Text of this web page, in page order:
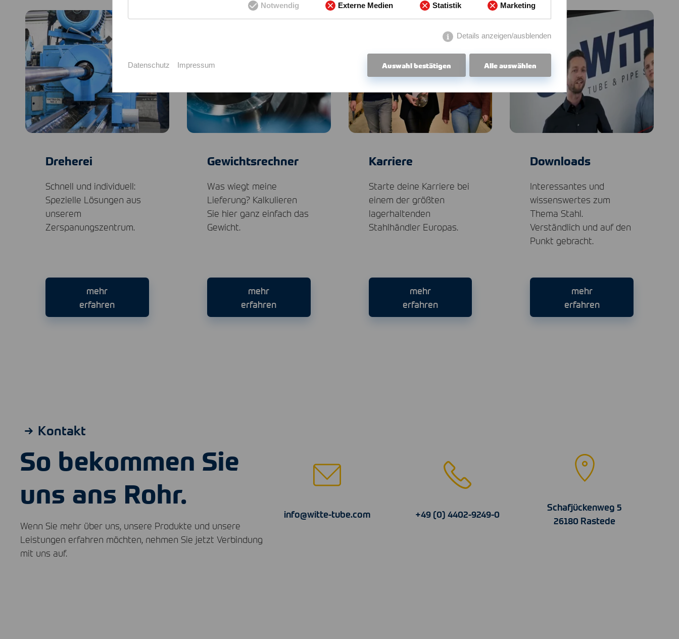
Dreherei
Schnell und individuell:
Spezielle Lösungen aus
unserem
Zerspanungszentrum.
mehr
erfahren
Gewichtsrechner
Was wiegt meine
Lieferung? Kalkulieren
Sie hier ganz einfach das
Gewicht.
mehr
erfahren
Karriere
Starte deine Karriere bei
einem der größten
lagerhaltenden
Stahlhändler Europas.
mehr
erfahren
Downloads
Interessantes und
wissenswertes zum
Thema Stahl.
Verständlich und auf den
Punkt gebracht.
mehr
erfahren
Kontakt
So bekommen Sie
uns ans Rohr.
Wenn Sie mehr über uns, unsere Produkte und unsere
Leistungen erfahren möchten, nehmen Sie jetzt Verbindung
mit uns auf.
info@witte-tube.com +49 (0) 4402-9249-0
Schafjückenweg 5
26180 Rastede
Notwendig Externe Medien Statistik Marketing
Details anzeigen/ausblenden
Auswahl bestätigen Alle auswählen
Datenschutz Impressum